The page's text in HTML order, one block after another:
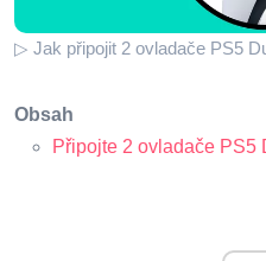
▷ Jak připojit 2 ovladače PS5
Obsah
Připojte 2 ovladače PS5